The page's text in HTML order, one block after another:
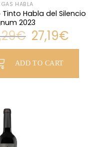
HABLA
Tinto Habla del Silencio
2023
€ Original
price
27,19€Current
price
ADD TO CART